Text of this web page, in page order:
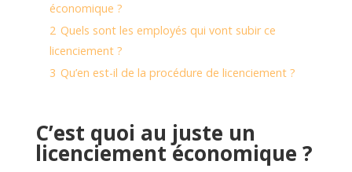
économique ?
2 Quels sont les employés qui vont subir ce
licenciement ?
3 Qu’en est-il de la procédure de licenciement ?
C’est quoi au juste un
licenciement économique ?